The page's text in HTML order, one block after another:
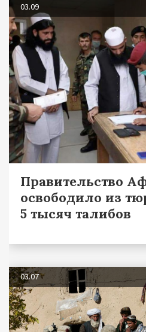
03.09
Правительство
освободило из
5 тысяч талибов
03.07